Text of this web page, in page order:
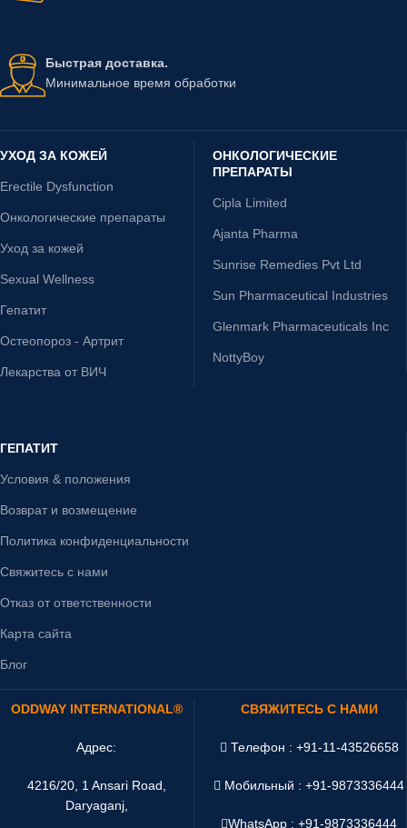
Быстрая доставка.
Минимальное время обработки
УХОД ЗА КОЖЕЙ
Erectile Dysfunction
Онкологические препараты
Уход за кожей
Sexual Wellness
Гепатит
Остеопороз - Артрит
Лекарства от ВИЧ
ОНКОЛОГИЧЕСКИЕ
ПРЕПАРАТЫ
Cipla Limited
Ajanta Pharma
Sunrise Remedies Pvt Ltd
Sun Pharmaceutical Industries
Glenmark Pharmaceuticals Inc
NottyBoy
ГЕПАТИТ
Условия & положения
Возврат и возмещение
Политика конфиденциальности
Свяжитесь с нами
Отказ от ответственности
Карта сайта
Блог
ODDWAY INTERNATIONAL®
Адрес:
4216/20, 1 Ansari Road,
Daryaganj,
СВЯЖИТЕСЬ С НАМИ
Телефон : +91-11-43526658
Мобильный : +91-9873336444
WhatsApp :+91-9873336444